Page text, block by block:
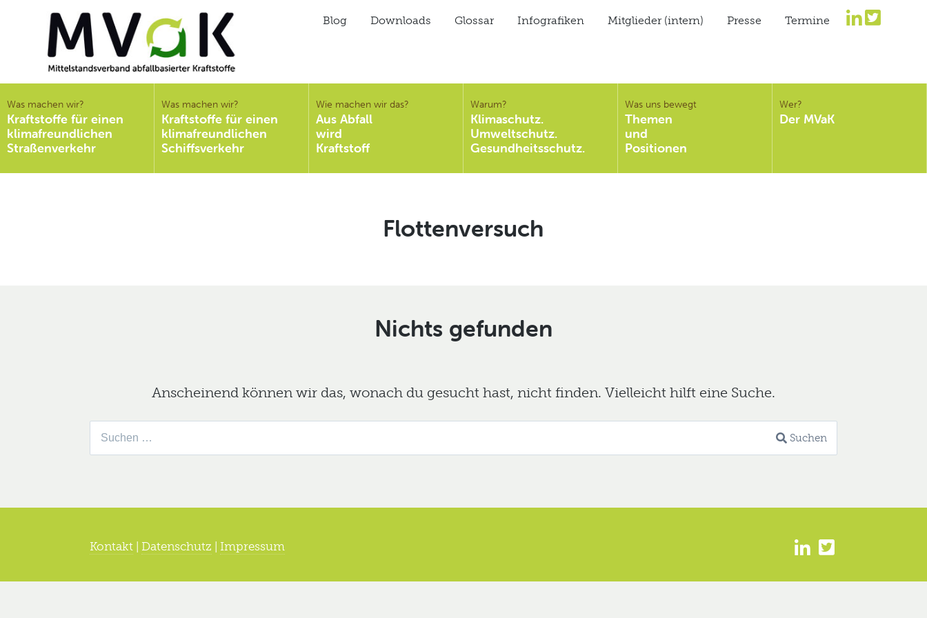
Mittelstandsverband
abfallbasierter
Kraftstoffe e.V.
MVaK
Blog Downloads Glossar Infografiken Mitglieder (intern) Presse Termine
Was machen wir?
Kraftstoffe für einen
klimafreundlichen
Straßenverkehr
Was machen wir?
Kraftstoffe für einen
klimafreundlichen
Schiffsverkehr
Wie machen wir das?
Aus Abfall
wird
Kraftstoff
Warum?
Klimaschutz.
Umweltschutz.
Gesundheitsschutz.
Was uns bewegt
Themen
und
Positionen
Wer?
Der MVaK
Schlagwort:
Flottenversuch
Nichts gefunden
Anscheinend können wir das, wonach du gesucht hast, nicht finden. Vielleicht hilft eine Suche.
Suche
nach:
Suchen
Kontakt| Datenschutz | Impressum